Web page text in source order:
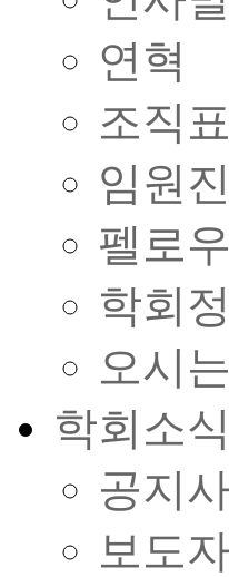
연혁
조직표
임원진
펠로
학회
오시
학회소식
공지
보도